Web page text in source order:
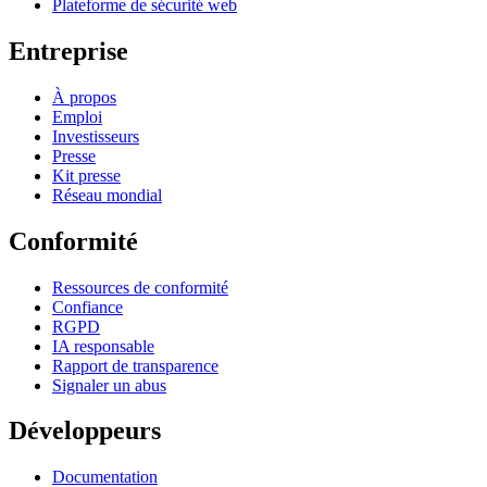
Plateforme de sécurité web
Entreprise
À propos
Emploi
Investisseurs
Presse
Kit presse
Réseau mondial
Conformité
Ressources de conformité
Confiance
RGPD
IA responsable
Rapport de transparence
Signaler un abus
Développeurs
Documentation